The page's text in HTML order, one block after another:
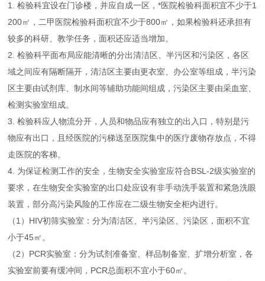
1. 检验科宜设在门诊楼，并应自成一区，*医院检验科面积宜不少于1
200㎡，二甲医院检验科面积宜不少于800㎡，如果检验科还承担有
较多的科研、教学任务，面积还应适当增加。
2. 检验科平面布局应能清晰的分出清洁区、半污区和污染区，各区
域之间应有隔断隔开，清洁区主要由更衣室、办公室等组成，半污染
区主要由试剂库、制水间等辅助功能间组成，污染区主要由采血室、
检测实验室组成。
3. 检验科应人物流分开，人员和物品应有独立的出入口，特别是污
物应有出口，且经医院的污梯送至医院集中的医疗废物存放点，不得
走医院的客梯。
4. 为保证检测工作的安全，生物安全实验室应符合BSL-2级实验室的
要求，在生物安全实验室的出口处应设有非手动洗手装置和紧急洗眼
装置，部分高污染风险的工作应在二级生物安全柜内进行。
（1）HIV初筛实验室：分为清洁区、半污染区、污染区，面积不宜
小于45㎡。
（2）PCR实验室：分为试剂准备室、样品制备室、扩增分析室，各
实验室前要有缓冲间，PCR总面积不宜小于60㎡。